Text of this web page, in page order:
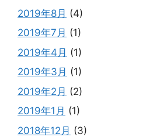
2019年8月 (4)
2019年7月 (1)
2019年4月 (1)
2019年3月 (1)
2019年2月 (2)
2019年1月 (1)
2018年12月 (3)